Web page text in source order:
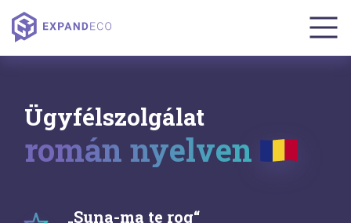
Ügyfélszolgálat
román nyelven
„Suna-ma te rog“